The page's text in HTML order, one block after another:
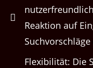
Reaktion auf
Flexibilität: Die